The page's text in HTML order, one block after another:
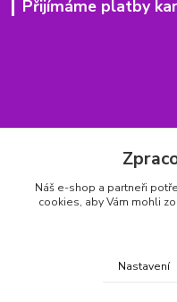
Přijímáme platby
776 75 93 75
Po - Pá 9,00 - 15,00 hod.
Náš e-shop a partneři
cookies, aby Vám mohli
Nastavení